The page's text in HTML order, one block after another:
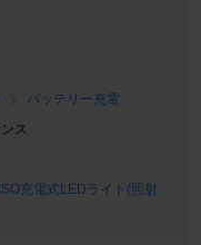
バッテリー充電
ス
充電式LEDライト(照射